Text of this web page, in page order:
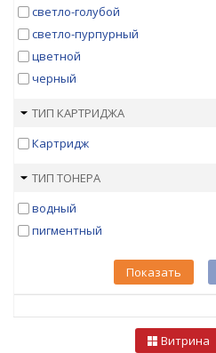
светло-голубой
светло-пурпурный
цветной
черный
ТИП КАРТРИДЖА
Картридж
ТИП ТОНЕРА
водный
пигментный
Показать
Витрина